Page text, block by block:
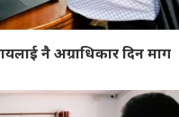
नै अग्राधिकार दिन माग